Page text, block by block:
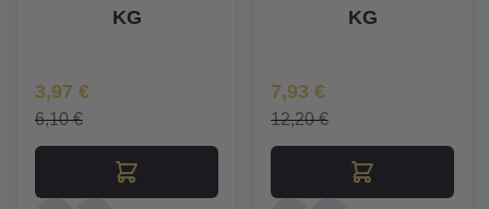
KG
Īpaša Cena
3,97 €
6,10 €
KG
Īpaša Cena
7,93 €
12,20 €